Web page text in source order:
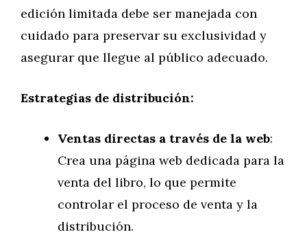
edición limitada debe ser manejada con
cuidado para preservar su exclusividad y
asegurar que llegue al público adecuado.
Estrategias de distribución:
Ventas directas a través de la web:
Crea una página web dedicada para la
venta del libro, lo que permite
controlar el proceso de venta y la
distribución.